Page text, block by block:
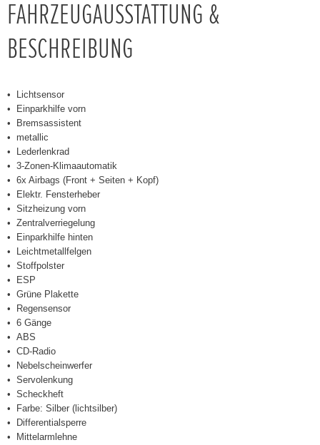
FAHRZEUGAUSSTATTUNG &
BESCHREIBUNG
Lichtsensor
Einparkhilfe vorn
Bremsassistent
metallic
Lederlenkrad
3-Zonen-Klimaautomatik
6x Airbags (Front + Seiten + Kopf)
Elektr. Fensterheber
Sitzheizung vorn
Zentralverriegelung
Einparkhilfe hinten
Leichtmetallfelgen
Stoffpolster
ESP
Grüne Plakette
Regensensor
6 Gänge
ABS
CD-Radio
Nebelscheinwerfer
Servolenkung
Scheckheft
Farbe: Silber (lichtsilber)
Differentialsperre
Mittelarmlehne